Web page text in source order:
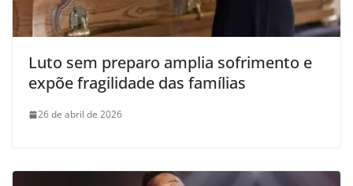
Luto sem preparo amplia sofrimento e
expõe fragilidade das famílias
26 de abril de 2026